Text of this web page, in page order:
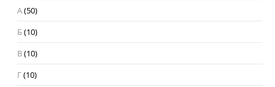
А(50)
Б(10)
В(10)
Г(10)